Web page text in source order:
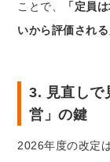
ことで、
「定員
いから評価される
3. 見直しで
営」の鍵
2026年度の改定